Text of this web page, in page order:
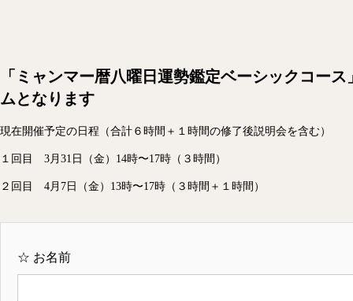
「 ミャンマー暦八曜日運勢鑑定ベーシックコース
ムとなります
現在開催予定の日程（合計６時間＋１時間の修了後説明会を含む）
１回目 3月31日（金）14時〜17時（３時間）
２回目 4月7日（金）13時〜17時（３時間＋１時間）
☆ お名前